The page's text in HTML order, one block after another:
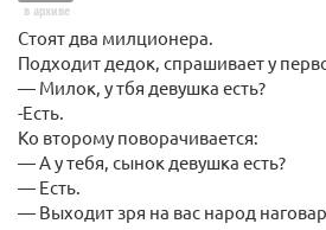
в архиве
Стоят два милционера.
Подходит дедок, спрашивает у
— Милок, у тбя девушка есть?
-Есть.
Ко второму поворачивается:
— А у тебя, сынок девушка есть?
— Есть.
— Выходит зря на вас народ